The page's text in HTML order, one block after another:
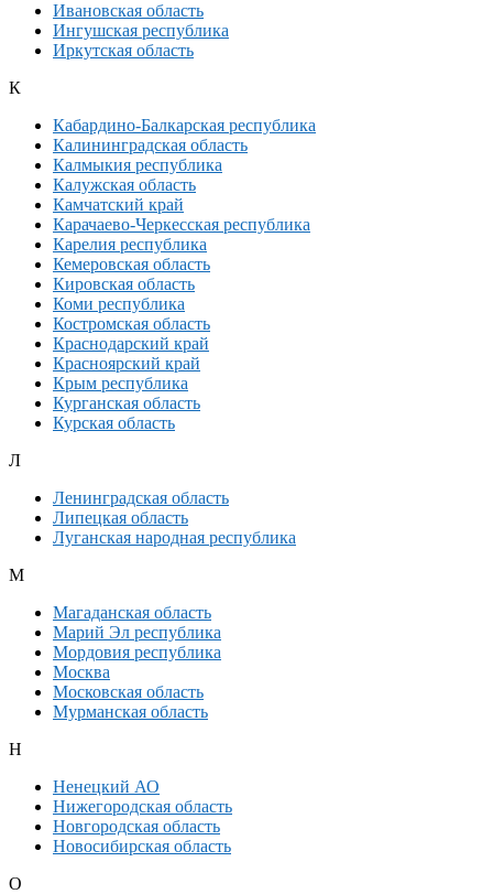
Ивановская область
Ингушская республика
Иркутская область
К
Кабардино-Балкарская республика
Калининградская область
Калмыкия республика
Калужская область
Камчатский край
Карачаево-Черкесская республика
Карелия республика
Кемеровская область
Кировская область
Коми республика
Костромская область
Краснодарский край
Красноярский край
Крым республика
Курганская область
Курская область
Л
Ленинградская область
Липецкая область
Луганская народная республика
М
Магаданская область
Марий Эл республика
Мордовия республика
Москва
Московская область
Мурманская область
Н
Ненецкий АО
Нижегородская область
Новгородская область
Новосибирская область
О